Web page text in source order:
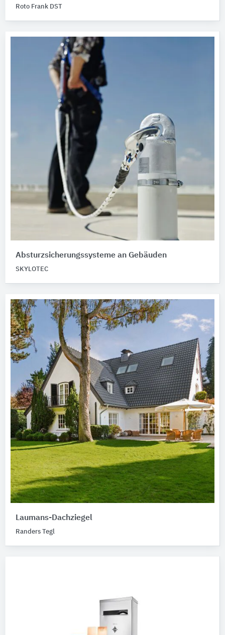
Roto Frank DST
Absturzsicherungssysteme an Gebäuden
SKYLOTEC
Laumans-Dachziegel
Randers Tegl